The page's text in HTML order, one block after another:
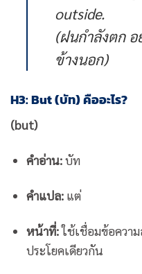
outside.
(ฝนกำลังตก อ
ข้างนอก)
H3: But (บัท) คืออะไร?
(but)
คำอ่าน:บัท
คำแปล:แต่
หน้าที่:ใช้เชื่อมข้อควา
ประโยคเดียวกัน